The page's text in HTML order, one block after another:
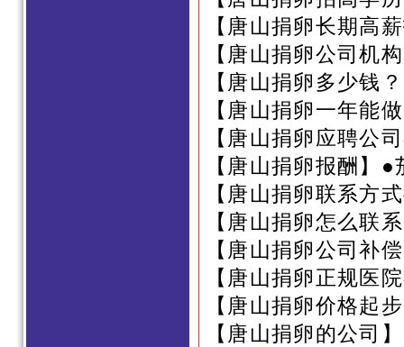
【唐山捐卵长期高
【唐山捐卵公司机
【唐山捐卵多少钱
【唐山捐卵一年能
【唐山捐卵应聘公
【唐山捐卵报酬】
【唐山捐卵联系方
【唐山捐卵怎么联
【唐山捐卵公司补
【唐山捐卵正规医
【唐山捐卵价格起
【唐山捐卵的公司